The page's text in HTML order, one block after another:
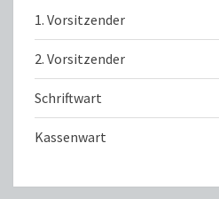
1. Vorsitzender
2. Vorsitzender
Schriftwart
Kassenwart